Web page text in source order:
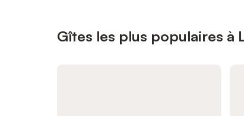
Gîtes les plus populaires à